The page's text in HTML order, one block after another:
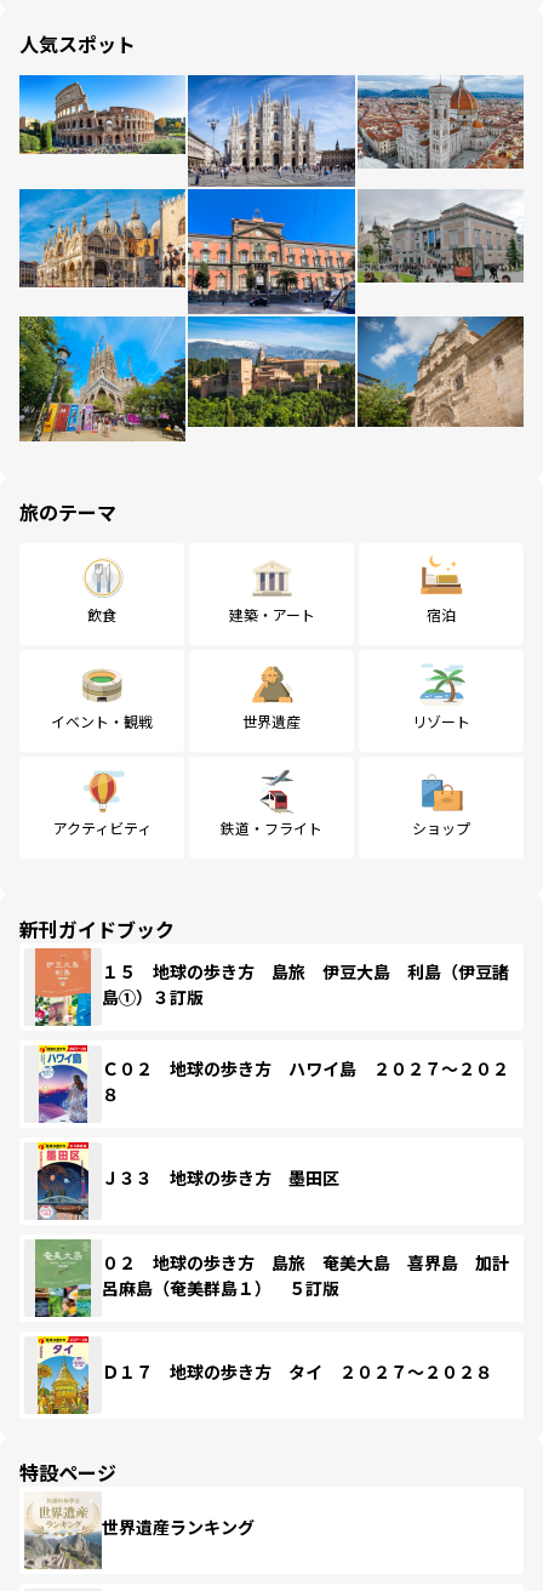
人気スポット
旅のテーマ
飲食 建築・アート 宿泊
イベント・観戦 世界遺産 リゾート
アクティビティ 鉄道・フライト ショップ
新刊ガイドブック
１５ 地球の歩き方 島旅 伊豆大島 利島（伊豆諸
島①）３訂版
Ｃ０２ 地球の歩き方 ハワイ島 ２０２７～２０２
８
Ｊ３３ 地球の歩き方 墨田区
０２ 地球の歩き方 島旅 奄美大島 喜界島 加計
呂麻島（奄美群島１） ５訂版
Ｄ１７ 地球の歩き方 タイ ２０２７～２０２８
特設ページ
世界遺産ランキング